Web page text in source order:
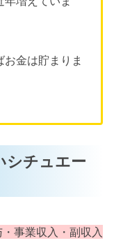
お金は貯まりま
シチュエー
事業収入・副収入